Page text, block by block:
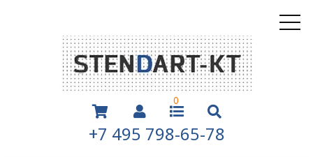
0
+7 495 798-65-78